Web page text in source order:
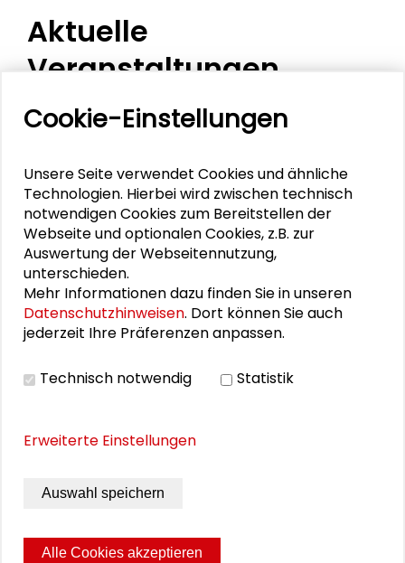
Aktuelle
Veranstaltungen
11. Internationale Waldkunstkonferenz
Schlüsseltexte für die Wirtschaft von morgen
Zusammen mehr erreichen – Zukunftsbündnis im
Dialog
Schader-Festival 2026
25. Runder Tisch Wissenschaftsstadt Darmstadt
Alexander Gemeinhardt
Anne Schreiter
Cookie-Einstellungen
Unsere Seite verwendet Cookies und ähnliche
Technologien. Hierbei wird zwischen technisch
notwendigen Cookies zum Bereitstellen der
Webseite und optionalen Cookies, z.B. zur
Auswertung der Webseitennutzung,
unterschieden.
Mehr Informationen dazu finden Sie in unseren
Datenschutzhinweisen. Dort können Sie auch
jederzeit Ihre Präferenzen anpassen.
Technisch notwendig Statistik
Erweiterte Einstellungen
Auswahl speichern
Alle Cookies akzeptieren